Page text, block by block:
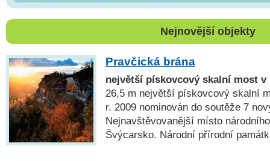
Nejnovější objekty
Pravčická brána
největší pískovcový skalní most v
26,5 m největší pískovcový skalní
r. 2009 nominován do soutěže 7
Nejnavštěvovanější místo
Švýcarsko. Národní přírodní